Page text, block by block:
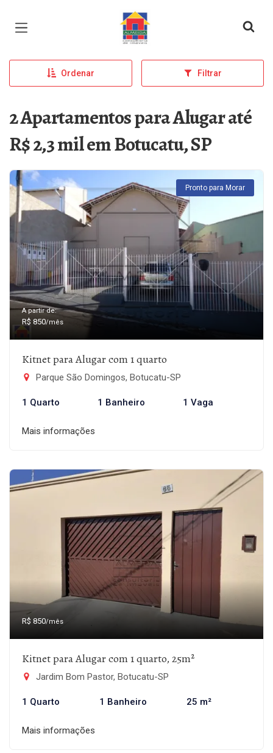
Página inicial
Ordenar Filtrar
2 Apartamentos para Alugar até
R$ 2,3 mil em Botucatu, SP
Pronto para Morar
A partir de:
R$ 850/mês
Kitnet para Alugar com 1 quarto
Parque São Domingos, Botucatu-SP
1 Quarto 1 Banheiro 1 Vaga
Mais informações
R$ 850/mês
Kitnet para Alugar com 1 quarto, 25m²
Jardim Bom Pastor, Botucatu-SP
1 Quarto 1 Banheiro 25 m²
Mais informações